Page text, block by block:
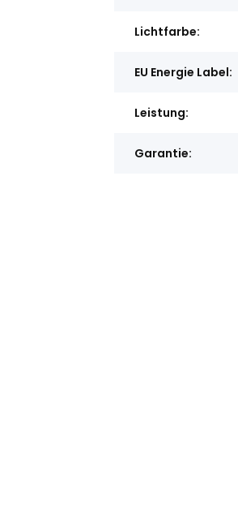
Lichtfarbe:
EU Energie Label:
Leistung:
Garantie: